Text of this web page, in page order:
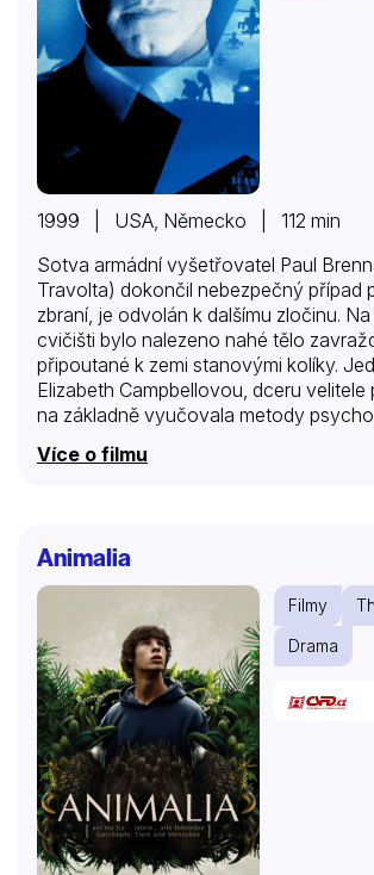
1999 | USA, Německo | 112 min
Sotva armádní vyšetřovatel Paul
Travolta) dokončil nebezpečný případ
zbraní, je odvolán k dalšímu zločinu.
cvičišti bylo nalezeno nahé tělo
připoutané k zemi stanovými kolíky.
Elizabeth Campbellovou, dceru velitele
na základně vyučovala metody
boje. Paul má pouhých šestatřicet
našel vraha, protože potom se do
Více o filmu
Animalia
Filmy
Drama